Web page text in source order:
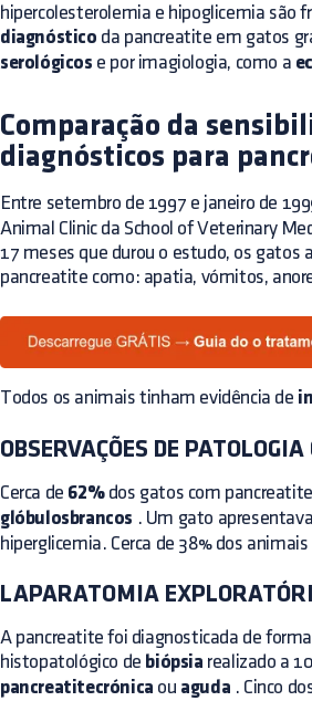
hipercolesterolemia e hipoglicemia são
diagnóstico da pancreatite em gatos
serológicos e por imagiologia, como a
Comparação da
diagnósticos para
Entre setembro de 1997 e janeiro de
Animal Clinic da School of Veterinary
17 meses que durou o estudo, os
pancreatite como: apatia, vómitos,
Todos os animais tinham evidência de
OBSERVAÇÕES DE
Cerca de 62%dos gatos com
glóbulosbrancos . Um gato
hiperglicemia. Cerca de 38% dos
LAPARATOMIA
A pancreatite foi diagnosticada de
histopatológico de biópsia realizado a
pancreatitecrónica ou aguda . Cinco